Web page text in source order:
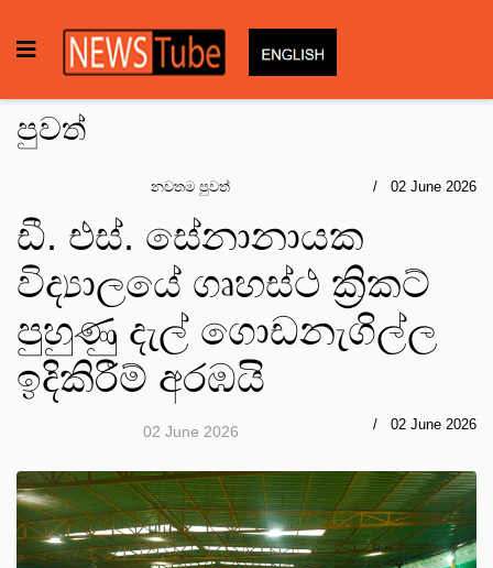
පුවත්
නවතම පුවත් 02 June 2026
ඩී. එස්. සේනානායක
විද්‍යාලයේ ගෘහස්ථ ක්‍රිකට්
පුහුණු දැල් ගොඩනැගිල්ල
ඉදිකිරීම් අරඹයි
02 June 2026 02 June 2026